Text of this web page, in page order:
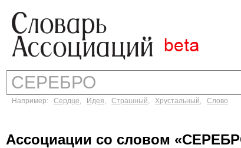
Например: Сердце, Идея, Страшный, Хрустальный, Слово
Ассоциации со словом